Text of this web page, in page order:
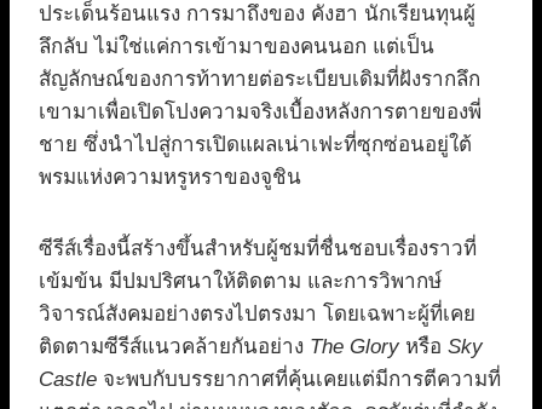
ประเด็นร้อนแรง การมาถึงของ คังฮา นักเรียนทุนผู้
ลึกลับ ไม่ใช่แค่การเข้ามาของคนนอก แต่เป็น
สัญลักษณ์ของการท้าทายต่อระเบียบเดิมที่ฝังรากลึก
เขามาเพื่อเปิดโปงความจริงเบื้องหลังการตายของพี่
ชาย ซึ่งนำไปสู่การเปิดแผลเน่าเฟะที่ซุกซ่อนอยู่ใต้
พรมแห่งความหรูหราของจูชิน
ซีรีส์เรื่องนี้สร้างขึ้นสำหรับผู้ชมที่ชื่นชอบเรื่องราวที่
เข้มข้น มีปมปริศนาให้ติดตาม และการวิพากษ์
วิจารณ์สังคมอย่างตรงไปตรงมา โดยเฉพาะผู้ที่เคย
ติดตามซีรีส์แนวคล้ายกันอย่าง The Glory หรือ Sky
Castle จะพบกับบรรยากาศที่คุ้นเคยแต่มีการตีความที่